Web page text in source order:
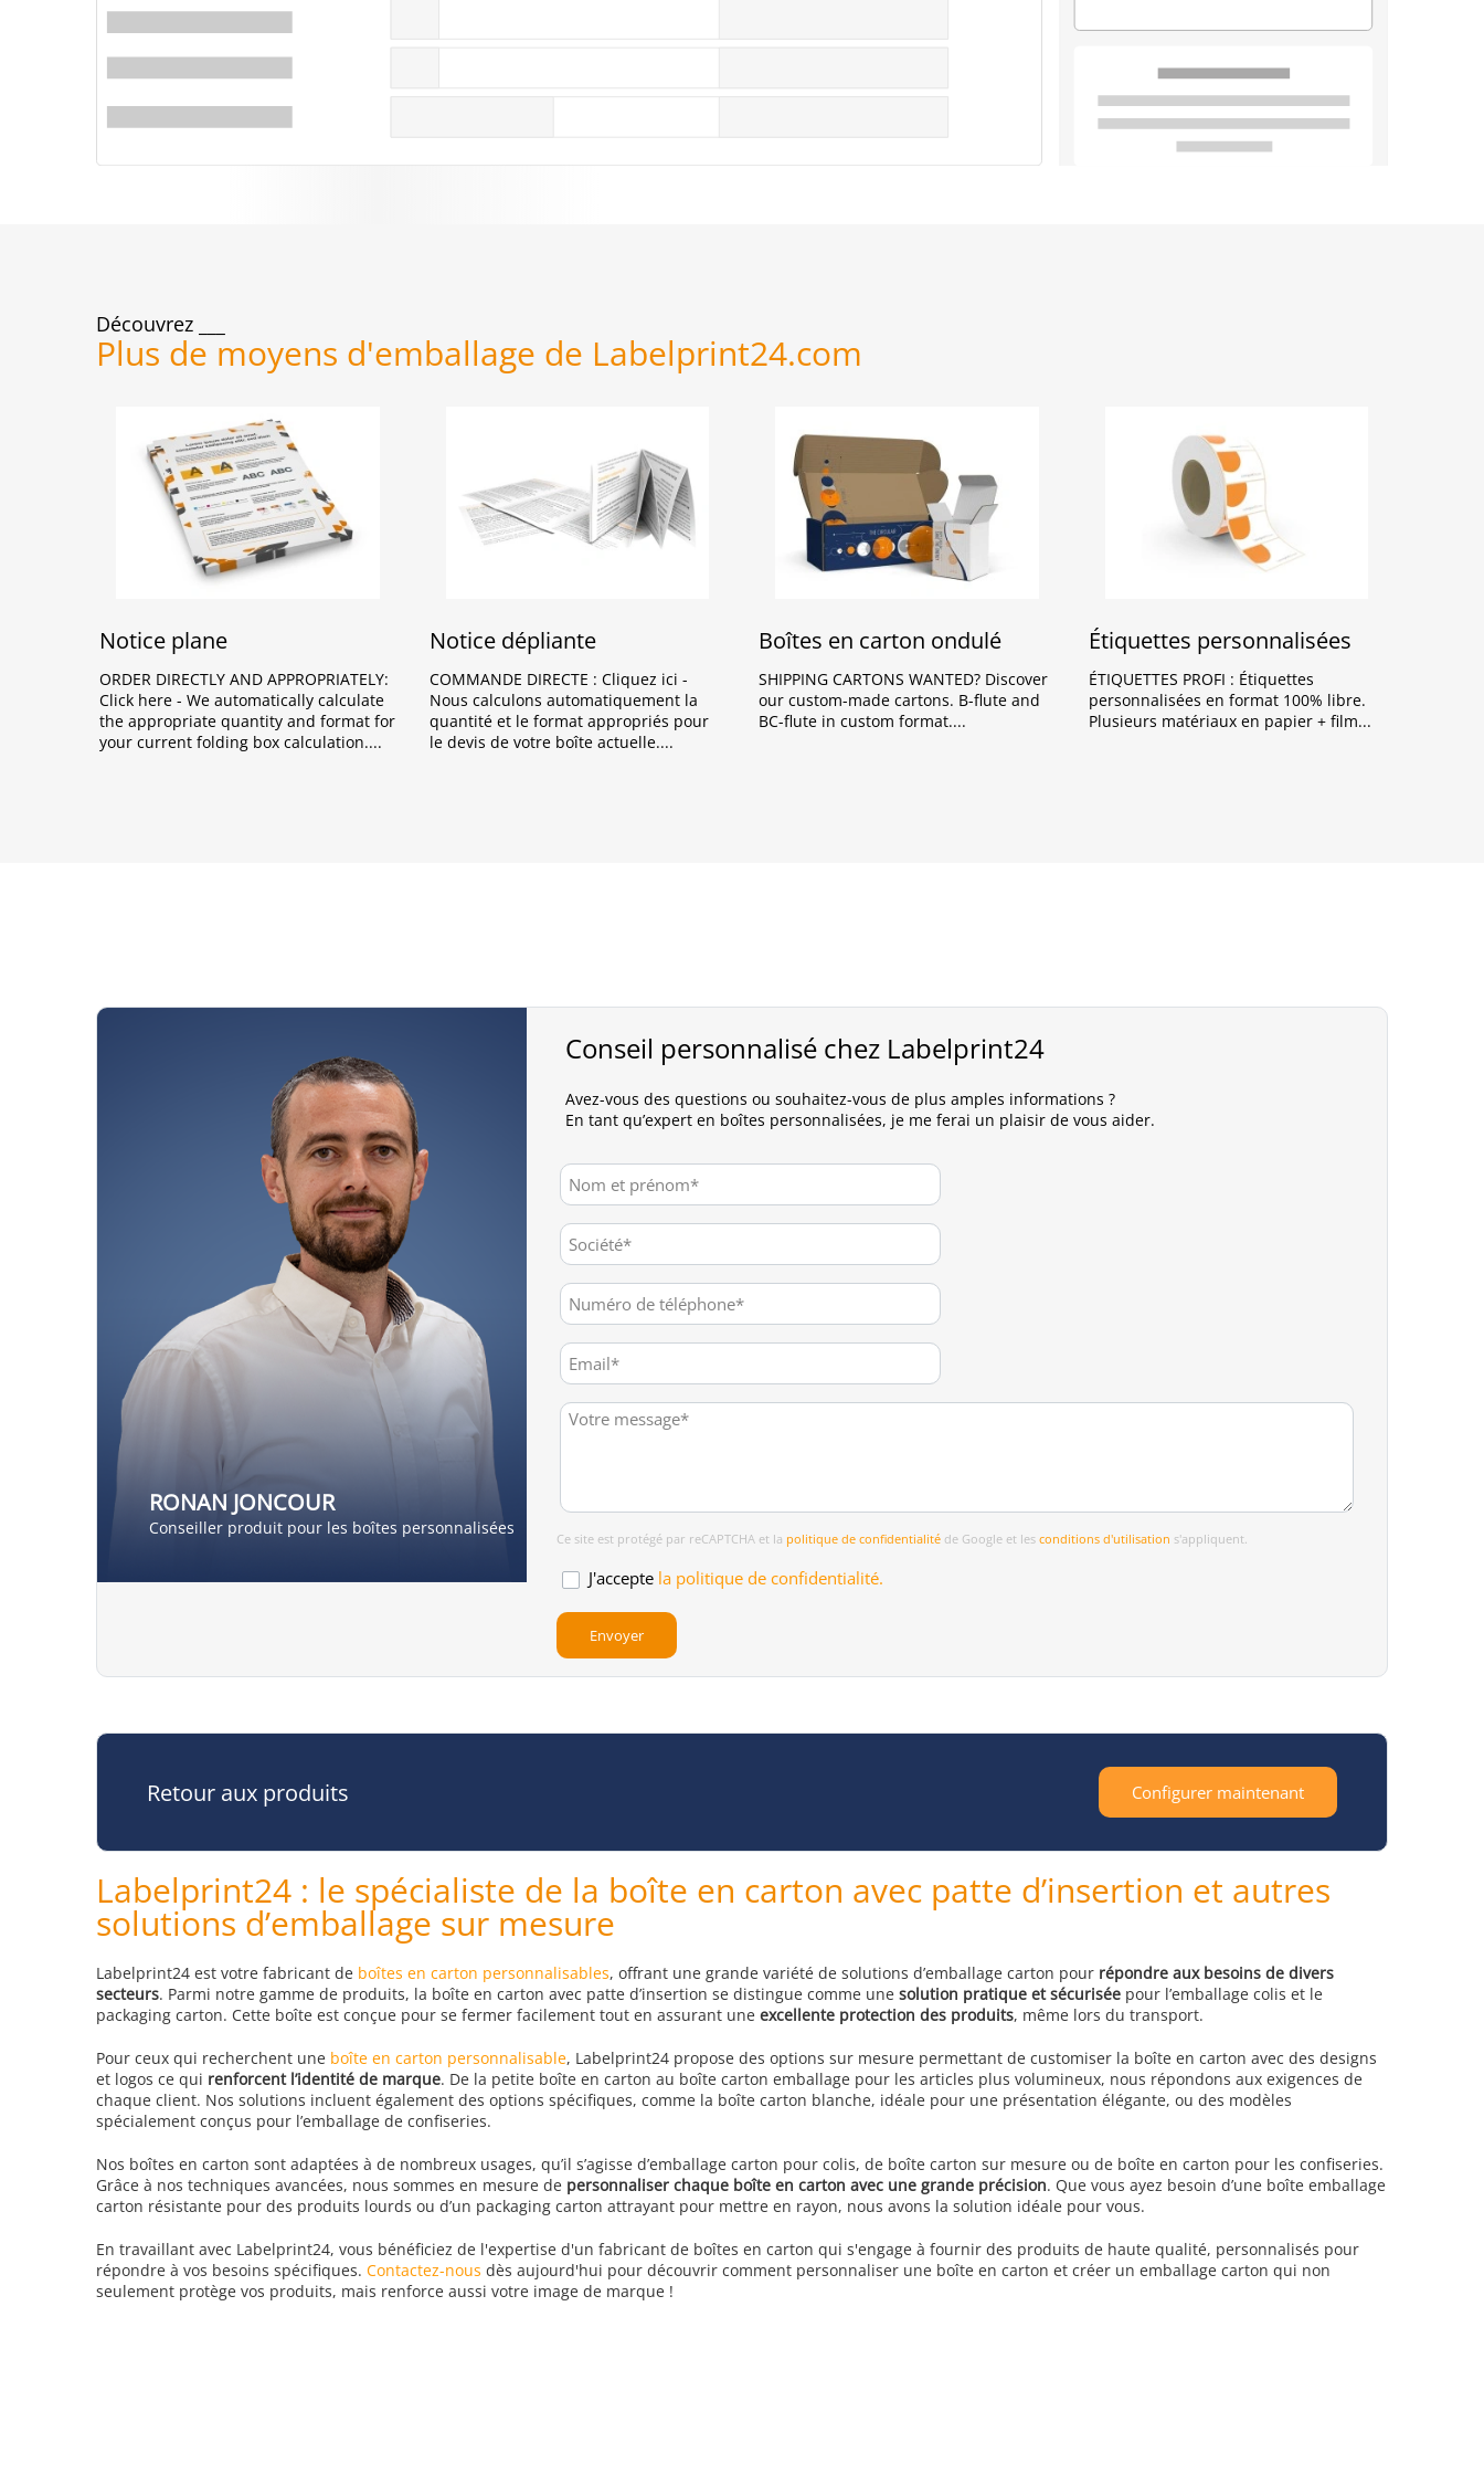
Découvrez
Plus de moyens d'emballage de Labelprint24.com
Notice plane
ORDER DIRECTLY AND APPROPRIATELY:
Click here - We automatically calculate
the appropriate quantity and format for
your current folding box calculation.
Notice dépliante
COMMANDE DIRECTE : Cliquez ici -
Nous calculons automatiquement la
quantité et le format appropriés pour
le devis de votre boîte actuelle.
Boîtes en carton ondulé
SHIPPING CARTONS WANTED? Discover
our custom-made cartons. B-flute and
BC-flute in custom format.
Étiquettes personnalisées
ÉTIQUETTES PROFI : Étiquettes
personnalisées en format 100% libre.
Plusieurs matériaux en papier + film
RONAN JONCOUR
Conseiller produit pour les boîtes personnalisées
Conseil personnalisé chez Labelprint24
Avez-vous des questions ou souhaitez-vous de plus amples informations ?
En tant qu’expert en boîtes personnalisées, je me ferai un plaisir de vous aider.
Ce site est protégé par reCAPTCHA et la politique de confidentialité de Google et lesconditions d'utilisation s'appliquent.
J'accepte la politique de confidentialité.
Retour aux produits Configurer maintenant
Labelprint24 : le spécialiste de la boîte en carton avec patte d’insertion et autres
solutions d’emballage sur mesure
Labelprint24 est votre fabricant de boîtes en carton personnalisables, offrant une grande variété de solutions d’emballage carton pour répondre aux besoins de divers
secteurs. Parmi notre gamme de produits, la boîte en carton avec patte d’insertion se distingue comme une solution pratique et sécurisée pour l’emballage colis et le
packaging carton. Cette boîte est conçue pour se fermer facilement tout en assurant une excellente protection des produits, même lors du transport.
Pour ceux qui recherchent une boîte en carton personnalisable, Labelprint24 propose des options sur mesure permettant de customiser la boîte en carton avec des designs
et logos ce qui renforcent l’identité de marque. De la petite boîte en carton au boîte carton emballage pour les articles plus volumineux, nous répondons aux exigences de
chaque client. Nos solutions incluent également des options spécifiques, comme la boîte carton blanche, idéale pour une présentation élégante, ou des modèles
spécialement conçus pour l’emballage de confiseries.
Nos boîtes en carton sont adaptées à de nombreux usages, qu’il s’agisse d’emballage carton pour colis, de boîte carton sur mesure ou de boîte en carton pour les confiseries.
Grâce à nos techniques avancées, nous sommes en mesure de personnaliser chaque boîte en carton avec une grande précision. Que vous ayez besoin d’une boîte emballage
carton résistante pour des produits lourds ou d’un packaging carton attrayant pour mettre en rayon, nous avons la solution idéale pour vous.
En travaillant avec Labelprint24, vous bénéficiez de l'expertise d'un fabricant de boîtes en carton qui s'engage à fournir des produits de haute qualité, personnalisés pour
répondre à vos besoins spécifiques. Contactez-nous dès aujourd'hui pour découvrir comment personnaliser une boîte en carton et créer un emballage carton qui non
seulement protège vos produits, mais renforce aussi votre image de marque !